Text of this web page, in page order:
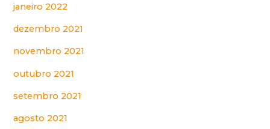
janeiro 2022
dezembro 2021
novembro 2021
outubro 2021
setembro 2021
agosto 2021